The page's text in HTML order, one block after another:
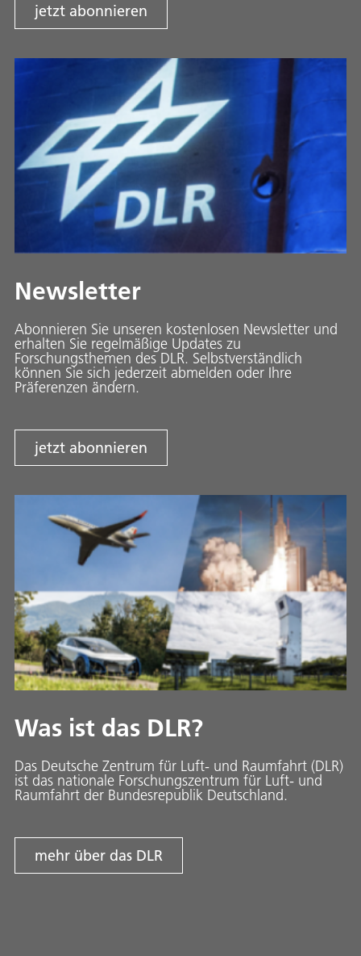
jetzt abonnieren
Newsletter
Abonnieren Sie unseren kostenlosen Newsletter und
erhalten Sie regelmäßige Updates zu
Forschungsthemen des DLR. Selbstverständlich
können Sie sich jederzeit abmelden oder Ihre
Präferenzen ändern.
jetzt abonnieren
Was ist das DLR?
Das Deutsche Zentrum für Luft- und Raumfahrt (DLR)
ist das nationale Forschungszentrum für Luft- und
Raumfahrt der Bundesrepublik Deutschland.
mehr über das DLR